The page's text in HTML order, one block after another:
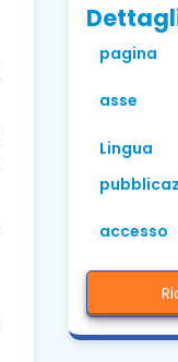
pagina
asse
Lingua
accesso